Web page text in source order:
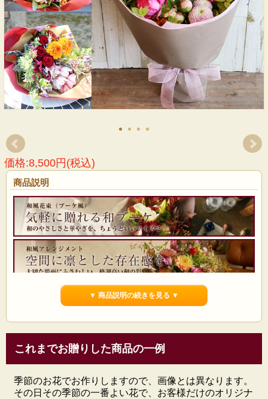
価格:8,500円(税込)
商品説明
の。
その他お祝い事などに、雅を感じさせるしっとりと大人っぽいデザインに仕上げ
ます。
▼ 商品説明の続きを見る ▼
これまでお贈りした商品の一例
季節のお花でお作りしますので、画像とは異なります。
その日その季節の一番よい花で、お客様だけのオリジナ